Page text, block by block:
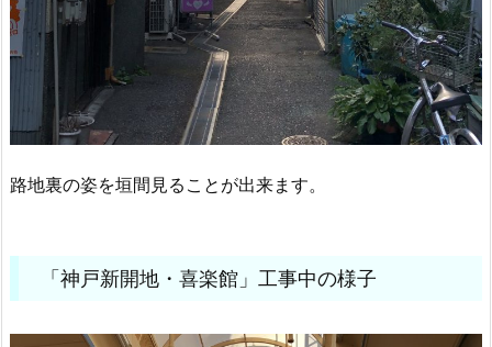
路地裏の姿を垣間見ることが出来ます。
「神戸新開地・喜楽館」工事中の様子